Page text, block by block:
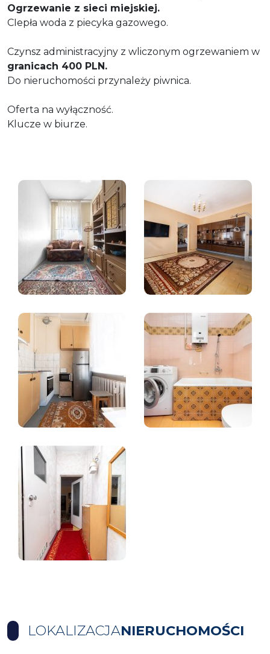
Ogrzewanie z sieci miejskiej.
CIepła woda z piecyka gazowego.
Czynsz administracyjny z wliczonym ogrzewaniem w
granicach 400 PLN.
Do nieruchomości przynależy piwnica.
Oferta na wyłączność.
Klucze w biurze.
LOKALIZACJANIERUCHOMOŚCI